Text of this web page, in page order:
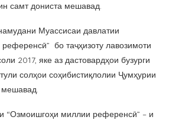
самт дониста мешавад.
Муассисаи давлатии
бо таҷҳизоту лавозимоти
2017, яке аз дастовардҳои бузурги
солҳои соҳибистиқлолии Ҷумҳурии
мешавад.
“Озмоишгоҳи миллии референсӣ” – и